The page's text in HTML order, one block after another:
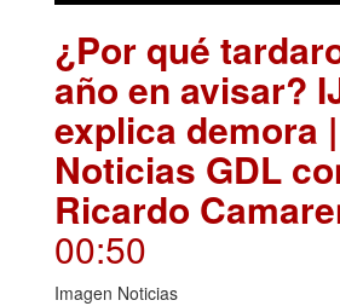
¿Por qué
año en avisar?
explica demora
Noticias GDL
Ricardo
00:50
Imagen Noticias